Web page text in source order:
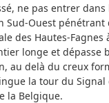
ne pas entrer
Sud-Ouest pénétrant
des Hautes-Fagnes
longe et dépasse
au delà du creux
la tour du Signal
la Belgique.